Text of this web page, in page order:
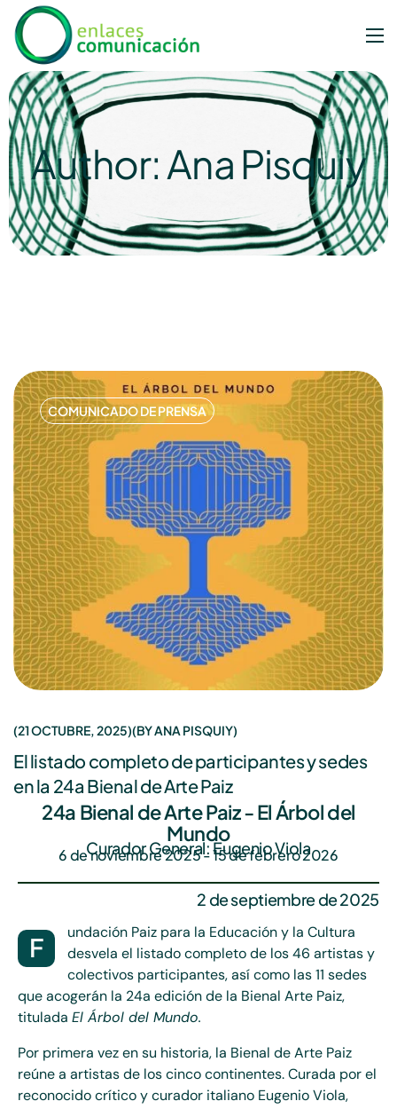
Author: Ana Pisquiy
COMUNICADO DE PRENSA
21 OCTUBRE, 2025 BYANA PISQUIY
El listado completo de participantes y sedes
en la 24a Bienal de Arte Paiz
24a Bienal de Arte Paiz - El Árbol del
Mundo
Curador General: Eugenio Viola
6 de noviembre 2025 - 15 de febrero 2026
2 de septiembre de 2025
F undación Paiz para la Educación y la Cultura
desvela el listado completo de los 46 artistas y
colectivos participantes, así como las 11 sedes
que acogerán la 24a edición de la Bienal Arte Paiz,
titulada El Árbol del Mundo.
Por primera vez en su historia, la Bienal de Arte Paiz
reúne a artistas de los cinco continentes. Curada por el
reconocido crítico y curador italiano Eugenio Viola,